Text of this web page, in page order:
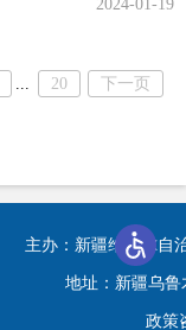
2024-01-19
... 20
下一页
主办：新疆维吾尔自
地址：新疆乌
政策